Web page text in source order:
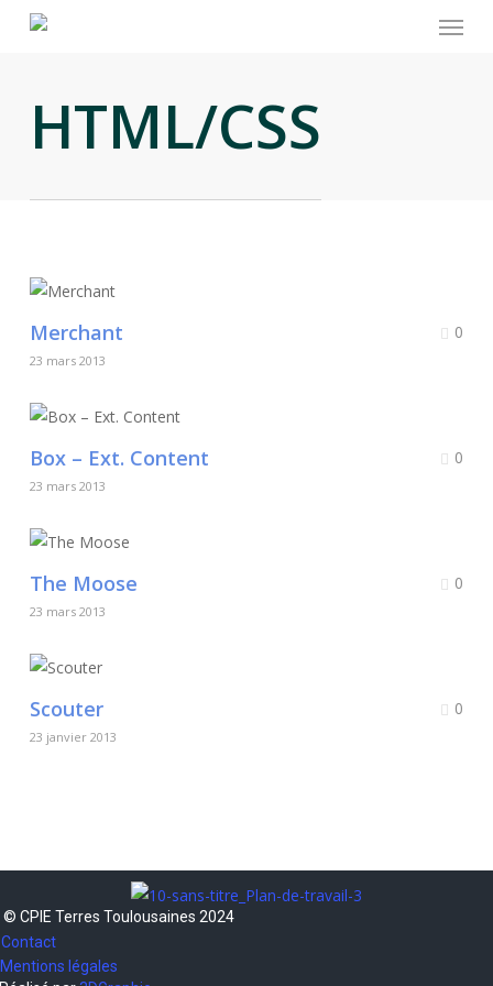
HTML/CSS
Merchant
23 mars 2013
0
Box – Ext. Content
23 mars 2013
0
The Moose
23 mars 2013
0
Scouter
23 janvier 2013
0
© CPIE Terres Toulousaines 2024
Contact
Mentions légales